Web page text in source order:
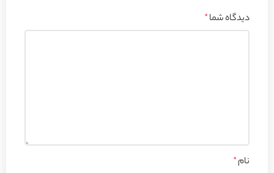
دیدگاه شما*
نام*